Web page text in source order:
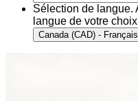
Sélection de langue.
langue de votre
Canada (CAD) - Français